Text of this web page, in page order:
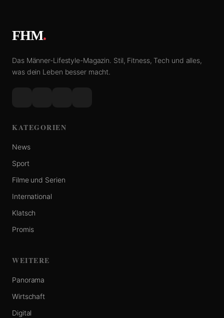
FHM.
Das Männer-Lifestyle-Magazin. Stil, Fitness, Tech und alles,
was dein Leben besser macht.
KATEGORIEN
News
Sport
Filme und Serien
International
Klatsch
Promis
WEITERE
Panorama
Wirtschaft
Digital